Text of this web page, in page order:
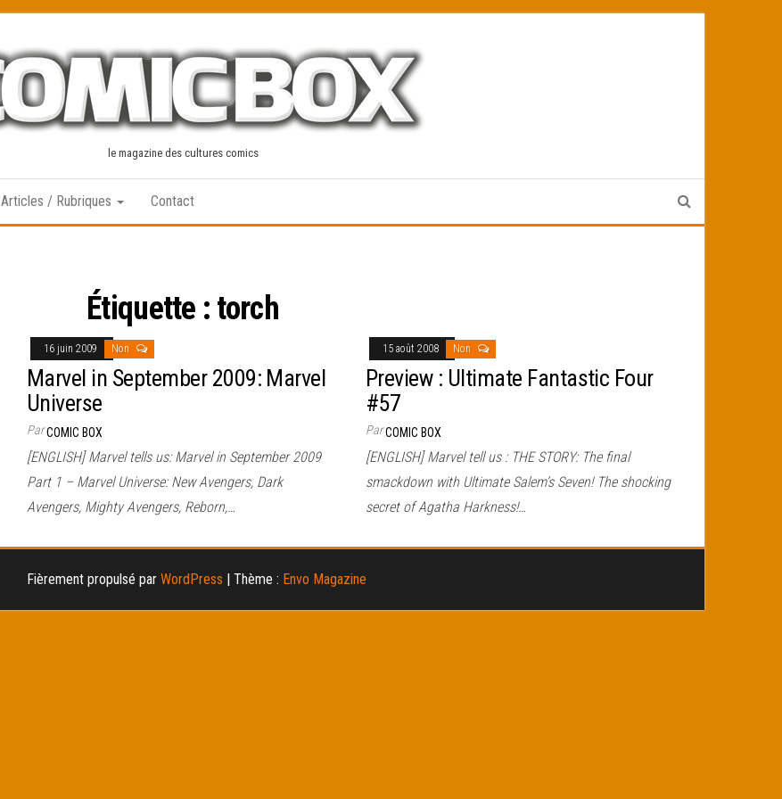
le magazine des cultures comics
Articles / Rubriques Contact
Étiquette : torch
16 juin 2009 Non
Marvel in September 2009: Marvel
Universe
ParCOMIC BOX
[ENGLISH] Marvel tells us: Marvel in September 2009
Part 1 – Marvel Universe: New Avengers, Dark
Avengers, Mighty Avengers, Reborn,…
15 août 2008 Non
Preview : Ultimate Fantastic Four
#57
ParCOMIC BOX
[ENGLISH] Marvel tell us : THE STORY: The final
smackdown with Ultimate Salem’s Seven! The shocking
secret of Agatha Harkness!…
Fièrement propulsé par WordPress | Thème : Envo Magazine